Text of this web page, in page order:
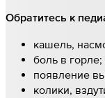
Обратитесь к
кашель,
боль в горле;
появление
колики,